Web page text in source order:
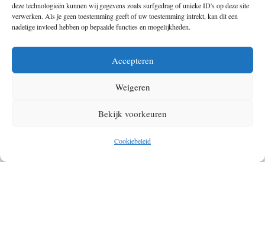
deze technologieën kunnen wij gegevens zoals surfgedrag of unieke ID's op deze site
verwerken. Als je geen toestemming geeft of uw toestemming intrekt, kan dit een
nadelige invloed hebben op bepaalde functies en mogelijkheden.
Accepteren
Weigeren
Bekijk voorkeuren
Cookiebeleid
HET ONMOGELIJKE WERD MOGELIJK! K2 IS
BEKLOMMEN IN DE WINTER